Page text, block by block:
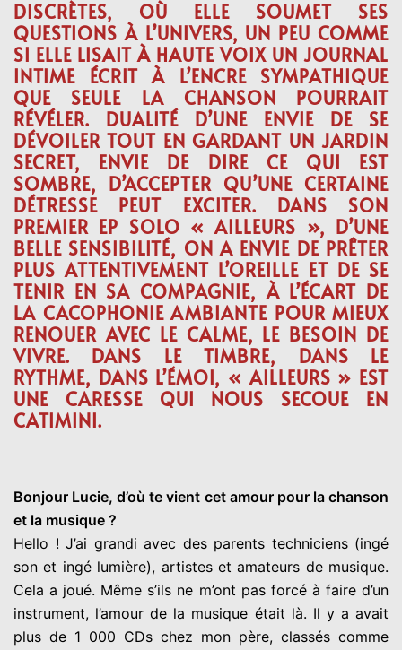
DISCRÈTES, OÙ ELLE SOUMET SES
QUESTIONS À L’UNIVERS, UN PEU COMME
SI ELLE LISAIT À HAUTE VOIX UN JOURNAL
INTIME ÉCRIT À L’ENCRE SYMPATHIQUE
QUE SEULE LA CHANSON POURRAIT
RÉVÉLER. DUALITÉ D’UNE ENVIE DE SE
DÉVOILER TOUT EN GARDANT UN JARDIN
SECRET, ENVIE DE DIRE CE QUI EST
SOMBRE, D’ACCEPTER QU’UNE CERTAINE
DÉTRESSE PEUT EXCITER. DANS SON
PREMIER EP SOLO « AILLEURS », D’UNE
BELLE SENSIBILITÉ, ON A ENVIE DE PRÊTER
PLUS ATTENTIVEMENT L’OREILLE ET DE SE
TENIR EN SA COMPAGNIE, À L’ÉCART DE
LA CACOPHONIE AMBIANTE POUR MIEUX
RENOUER AVEC LE CALME, LE BESOIN DE
VIVRE. DANS LE TIMBRE, DANS LE
RYTHME, DANS L’ÉMOI, « AILLEURS » EST
UNE CARESSE QUI NOUS SECOUE EN
CATIMINI.
Bonjour Lucie, d’où te vient cet amour pour la chanson
et la musique ?
Hello ! J’ai grandi avec des parents techniciens (ingé
son et ingé lumière), artistes et amateurs de musique.
Cela a joué. Même s’ils ne m’ont pas forcé à faire d’un
instrument, l’amour de la musique était là. Il y a avait
plus de 1 000 CDs chez mon père, classés comme